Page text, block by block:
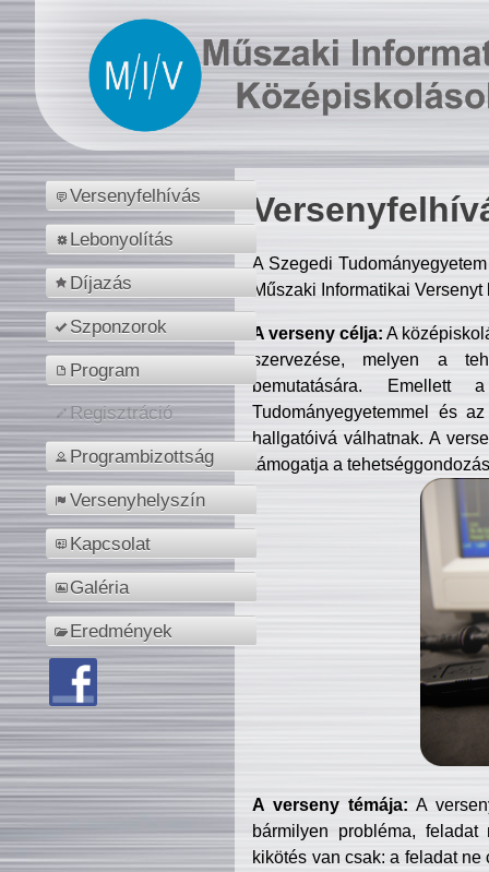
Versenyfelhívás
Lebonyolítás
Díjazás
Szponzorok
Program
Regisztráció
Programbizottság
Versenyhelyszín
Kapcsolat
Galéria
Eredmények
A Szegedi
Műszaki Informatikai
A verseny célja: A
szervezése, melyen a
bemutatására. Emellett
Tudományegyetemmel és
hallgatóivá válhatnak. A
támogatja a
A verseny témája: A
bármilyen probléma, feladat
kikötés van csak: a feladat